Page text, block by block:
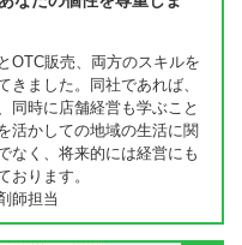
OTC販売、両方のスキルを
きました。同社であれば、
同時に店舗経営も学ぶこと
活かしての地域の生活に関
なく、将来的には経営にも
おります。
師担当